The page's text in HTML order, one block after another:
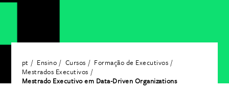
pt Ensino Cursos
Formação de Executivos
Mestrados Executivos
Mestrado Executivo em Data-Driven Organizations